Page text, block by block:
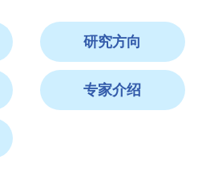
床试验
科研机构 研究方向
专家介绍